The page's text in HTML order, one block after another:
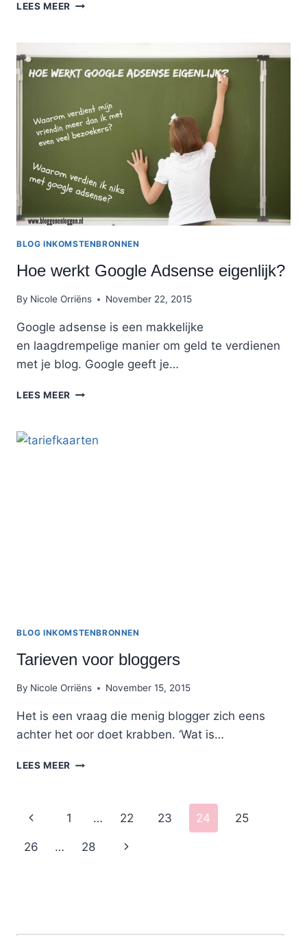
LEES MEER BLOG
TESSA
IJMKER
BLOG INKOMSTENBRONNEN
Hoe werkt Google Adsense eigenlijk?
By Nicole Orriëns November 22, 2015
Google adsense is een makkelijke
en laagdrempelige manier om geld te verdienen
met je blog. Google geeft je…
LEES MEER HOE
ADSENSE
BLOG INKOMSTENBRONNEN
Tarieven voor bloggers
By Nicole Orriëns November 15, 2015
Het is een vraag die menig blogger zich eens
achter het oor doet krabben. ‘Wat is…
LEES MEER TARIEVEN
Page
navigation
Previous
Page
1 … 22 23 24 25
26 … 28
Next